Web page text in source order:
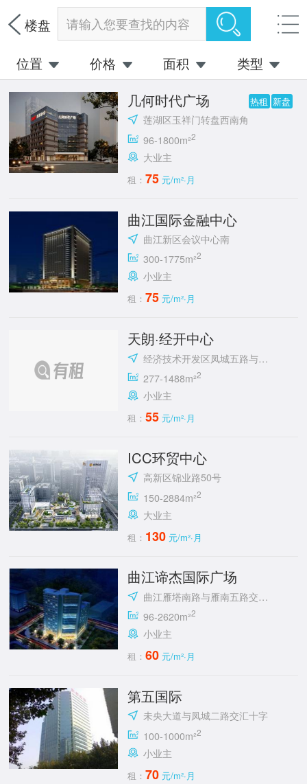
楼盘 请输入您要查找的内容
位置 价格 面积 类型
几何时代广场 热租 新盘
莲湖区玉祥门转盘西南角
96-1800m²2
大业主
租：75 元/m²·月
曲江国际金融中心
曲江新区会议中心南
300-1775m²2
小业主
租：75 元/m²·月
天朗·经开中心
经济技术开发区凤城五路与明光路十字东北角
277-1488m²2
小业主
租：55 元/m²·月
ICC环贸中心
高新区锦业路50号
150-2884m²2
大业主
租： 130 元/m²·月
曲江谛杰国际广场
曲江雁塔南路与雁南五路交汇处向西100米路南
96-2620m²2
小业主
租：60 元/m²·月
第五国际
未央大道与凤城二路交汇十字
100-1000m²2
小业主
租：70 元/m²·月